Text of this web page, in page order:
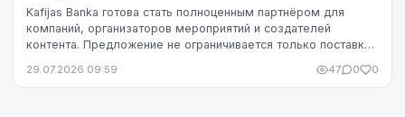
Kafijas Banka готова стать полноценным партнёром для
компаний, организаторов мероприятий и создателей
контента. Предложение не ограничивается только поставкой
29.07.2026 09:59 47 0 0